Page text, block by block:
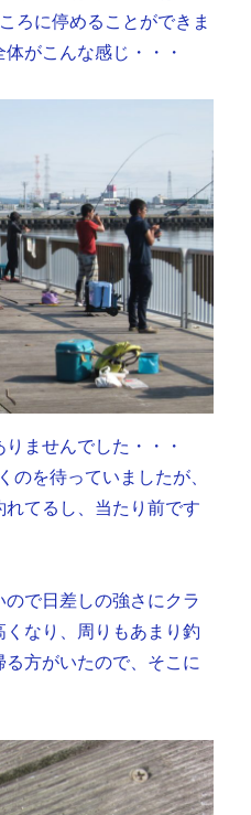
ろに停めることができま
がこんな感じ・・・
ませんでした・・・
を待っていましたが、
てるし、当たり前です
で日差しの強さにクラ
なり、周りもあまり釣
方がいたので、そこに